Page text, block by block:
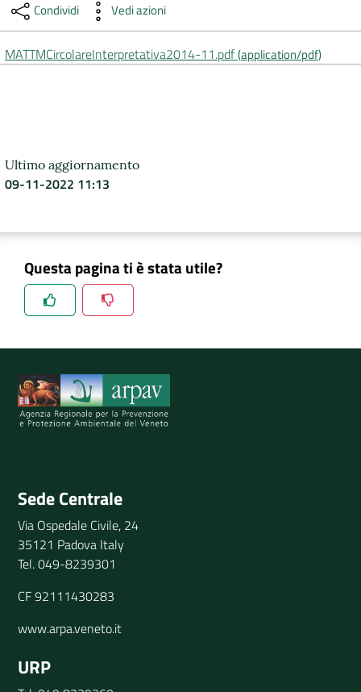
SERVIZI
Condividi Vedi azioni
MATTMCircolareInterpretativa2014-11.pdf(application/pdf)
Ultimo aggiornamento
09-11-2022 11:13
Questa pagina ti è stata utile?
Spiegaci perchè, e aiutaci a migliorare il servizio
Sede Centrale
Via Ospedale Civile, 24
35121 Padova Italy
Tel. 049-8239301
CF 92111430283
www.arpa.veneto.it
URP